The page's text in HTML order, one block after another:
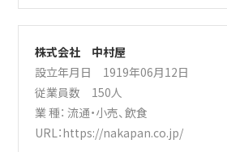
株式会社 中村屋
設立年月日 1919年06月12日
従業員数 150人
業 種：流通・小売、飲食
URL：https://nakapan.co.jp/